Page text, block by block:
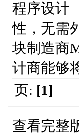
程序设计
性，无需
块制造商
计商能够
页: [1]
查看完整